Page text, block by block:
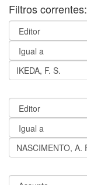
Filtros correntes: